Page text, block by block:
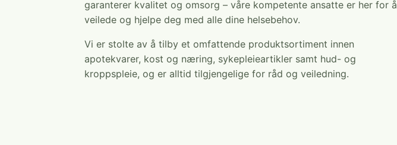
garanterer kvalitet og omsorg – våre kompetente ansatte er her for å
veilede og hjelpe deg med alle dine helsebehov.
Vi er stolte av å tilby et omfattende produktsortiment innen
apotekvarer, kost og næring, sykepleieartikler samt hud- og
kroppspleie, og er alltid tilgjengelige for råd og veiledning.